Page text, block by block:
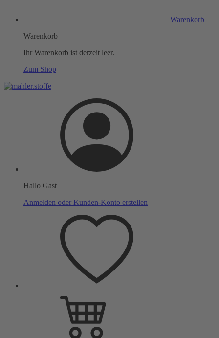
Warenkorb
Warenkorb
Ihr Warenkorb ist derzeit leer.
Zum Shop
Hallo Gast
Anmelden oder Kunden-Konto erstellen